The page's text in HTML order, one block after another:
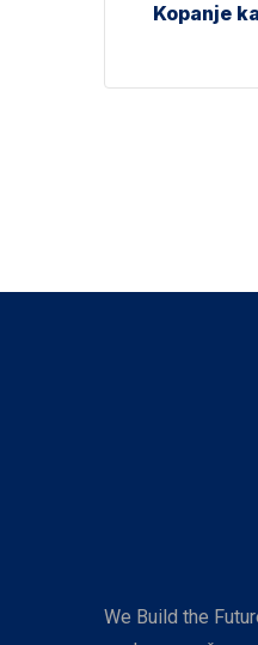
Kopanje
We Build the